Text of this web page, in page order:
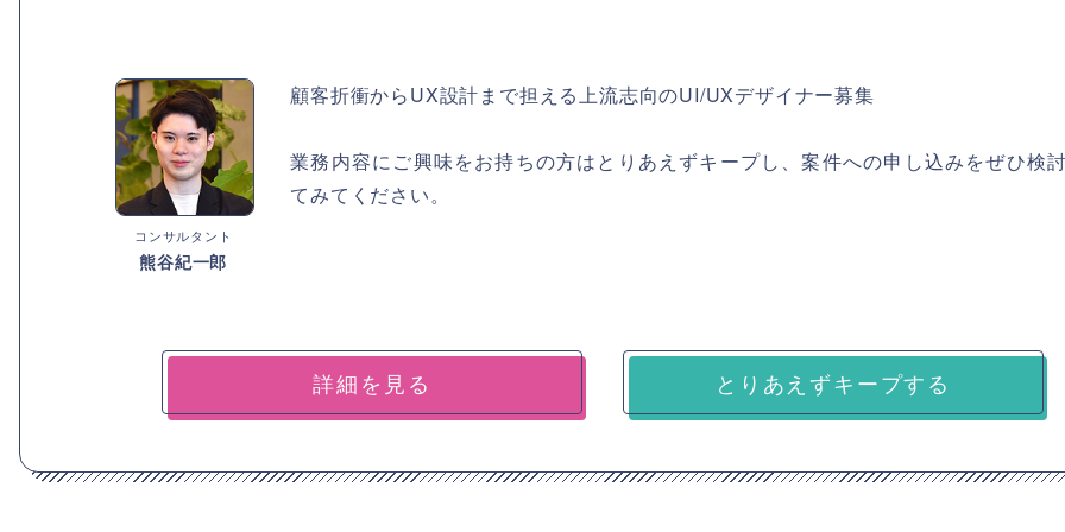
コンサルタント
熊谷紀一郎
顧客折衝からUX設計まで担える上流志向のUI/UXデザイナー募集
業務内容にご興味をお持ちの方はとりあえずキープし、案件への申し込みをぜひ検
てみてください。
詳細を見る とりあえずキープする